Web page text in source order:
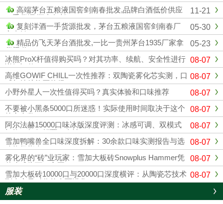
11-21
高端茅台五粮液国窖剑南春批发,品牌白酒低价供应
一手货源 顺丰包邮
05-30
复刻洋酒一手货源批发，茅台五粮液国窖剑南春厂
家直销
05-23
精品仿飞天茅台酒批发,一比一贵州茅台1935厂家拿
货渠道
08-07
冰熊ProX杆值得购买吗？对其功率、续航、安全性进行
详细评估
08-07
高维GOWIF CHILL一次性推荐：双陶瓷雾化芯实测，口
感与续航能否兼得？
08-07
小野外星人一次性值得买吗？真实体验和口味推荐
08-07
不要被小黑条5000口所迷惑！实际使用时间取决于这个
核心参数。
08-07
阿尔法赫15000口味冰版深度评测：冰感可调、双模式
切换，如何颠覆一次性？
08-07
雪加鸭嘴兽全口味深度拆解：30余款口味实测报告与选
购终极指南
08-07
雾化界的“砖”业玩家：雪加大板砖Snowplus Hammer凭
什么成为万口之王？
08-07
雪加大板砖10000口与20000口深度横评：从陶瓷芯技术
到大容量时代的全面进化
服装